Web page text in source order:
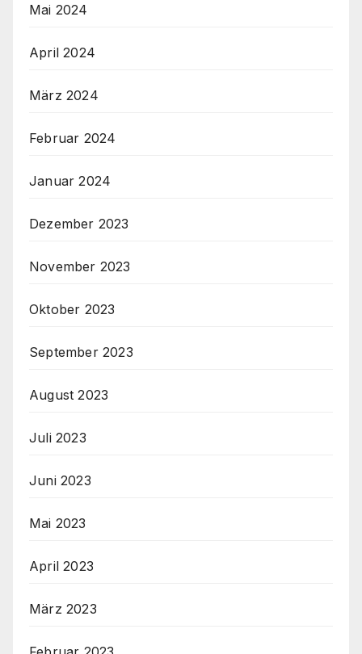
Mai 2024
April 2024
März 2024
Februar 2024
Januar 2024
Dezember 2023
November 2023
Oktober 2023
September 2023
August 2023
Juli 2023
Juni 2023
Mai 2023
April 2023
März 2023